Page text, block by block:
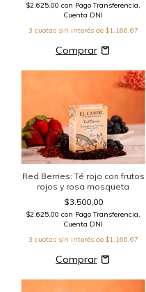
$2.625,00 con Pago Transferencia,
Cuenta DNI
3 cuotas sin interés de $1.166,67
Red Berries: Té rojo con frutos
rojos y rosa mosqueta
$3.500,00
$2.625,00 con Pago Transferencia,
Cuenta DNI
3 cuotas sin interés de $1.166,67